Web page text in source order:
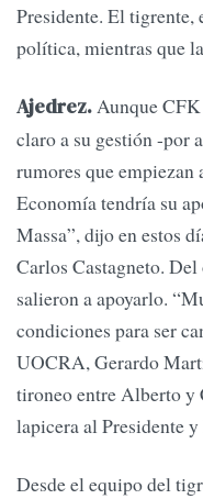
Presidente. El tigrente,
política, mientras que
Ajedrez.Aunque
claro a su gestión -por
rumores que
Economía tendría su
Massa”, dijo en estos
Carlos Castagneto.
salieron a apoyarlo.
condiciones para ser
UOCRA, Gerardo
tironeo entre Alberto y
lapicera al Presidente
Desde el equipo del